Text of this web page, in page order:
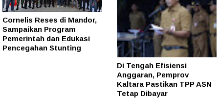
Cornelis Reses di Mandor,
Sampaikan Program
Pemerintah dan Edukasi
Pencegahan Stunting
Di Tengah Efisiensi
Anggaran, Pemprov
Kaltara Pastikan TPP ASN
Tetap Dibayar